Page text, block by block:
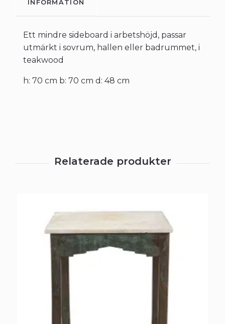
INFORMATION
Ett mindre sideboard i arbetshöjd, passar
utmärkt i sovrum, hallen eller badrummet, i
teakwood
h: 70 cm b: 70 cm d: 48 cm